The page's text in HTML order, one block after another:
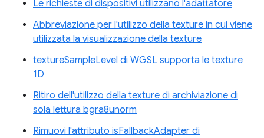
Le richieste di dispositivi utilizzano l'adattatore
Abbreviazione per l'utilizzo della texture in cui viene
utilizzata la visualizzazione della texture
textureSampleLevel di WGSL supporta le texture
1D
Ritiro dell'utilizzo della texture di archiviazione di
sola lettura bgra8unorm
Rimuovi l'attributo isFallbackAdapter di